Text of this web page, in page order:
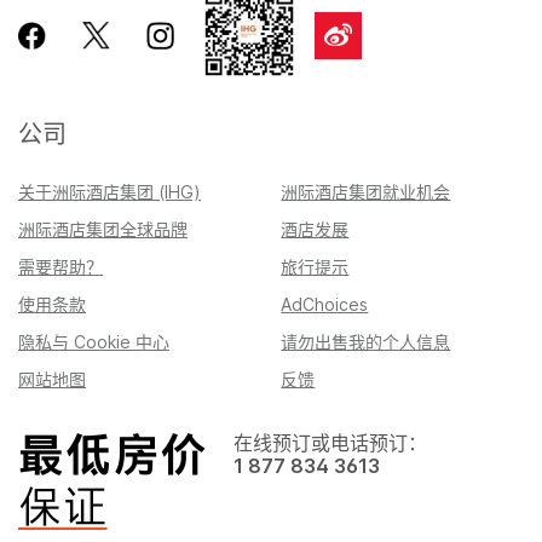
公司
关于洲际酒店集团 (IHG)
洲际酒店集团就业机会
洲际酒店集团全球品牌
酒店发展
需要帮助？
旅行提示
使用条款
AdChoices
隐私与 Cookie 中心
请勿出售我的个人信息
网站地图
反馈
在线预订或电话预订：
1 877 834 3613